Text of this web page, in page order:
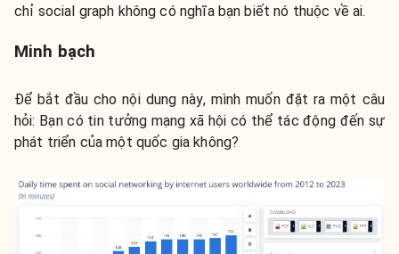
chỉ social graph không có nghĩa bạn biết nó thuộc về ai.
Minh bạch
Để bắt đầu cho nội dung này, mình muốn đặt ra một câu
hỏi: Bạn có tin tưởng mạng xã hội có thể tác động đến sự
phát triển của một quốc gia không?